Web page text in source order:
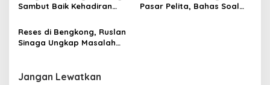
o
s
Sambut Baik Kehadiran
Putih
Pasar Pelita, Bahas Soal
Reses di Bengkong, Ruslan
Sinaga Ungkap Masalah
Jangan Lewatkan